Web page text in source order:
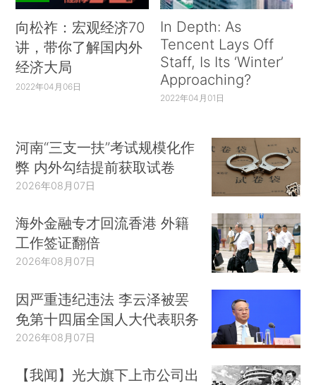
向松祚：宏观经济70
讲，带你了解国内外
经济大局
2022年04月06日
In Depth: As
Tencent Lays Off
Staff, Is Its ‘Winter’
Approaching?
2022年04月01日
河南“三支一扶”考试规模化作
弊 内外勾结提前获取试卷
2026年08月07日
海外金融专才回流香港 外籍
工作签证翻倍
2026年08月07日
因严重违纪违法 李云泽被罢
免第十四届全国人大代表职务
2026年08月07日
【我闻】光大旗下上市公司出